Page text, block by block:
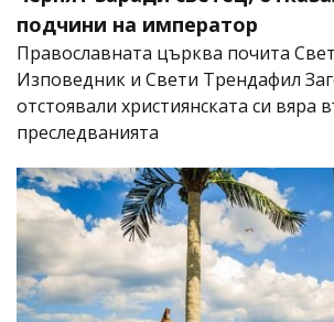
подчини на император
Православната църква почита
Изповедник и Свети Трендафил
отстоявали християнската си вяра
преследванията